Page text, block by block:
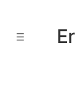
contenu